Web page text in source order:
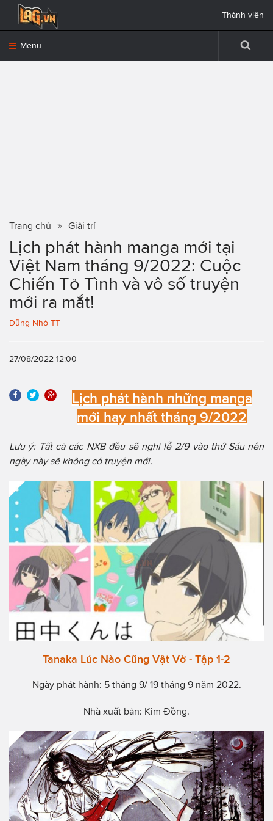
Menu
Thành viên
Trang chủ Giải trí
Lịch phát hành manga mới tại
Việt Nam tháng 9/2022: Cuộc
Chiến Tỏ Tình và vô số truyện
mới ra mắt!
Dũng Nhỏ TT
27/08/2022 12:00
Lịch phát hành những manga
mới hay nhất tháng 9/2022
Lưu ý: Tất cả các NXB đều sẽ nghỉ lễ 2/9 vào thứ Sáu nên
ngày này sẽ không có truyện mới.
Tanaka Lúc Nào Cũng Vật Vờ - Tập 1-2
Ngày phát hành: 5 tháng 9/ 19 tháng 9 năm 2022.
Nhà xuất bản: Kim Đồng.